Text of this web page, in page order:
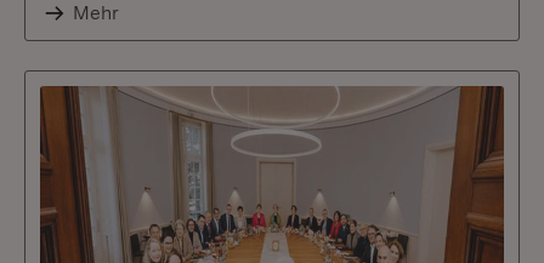
Mehr